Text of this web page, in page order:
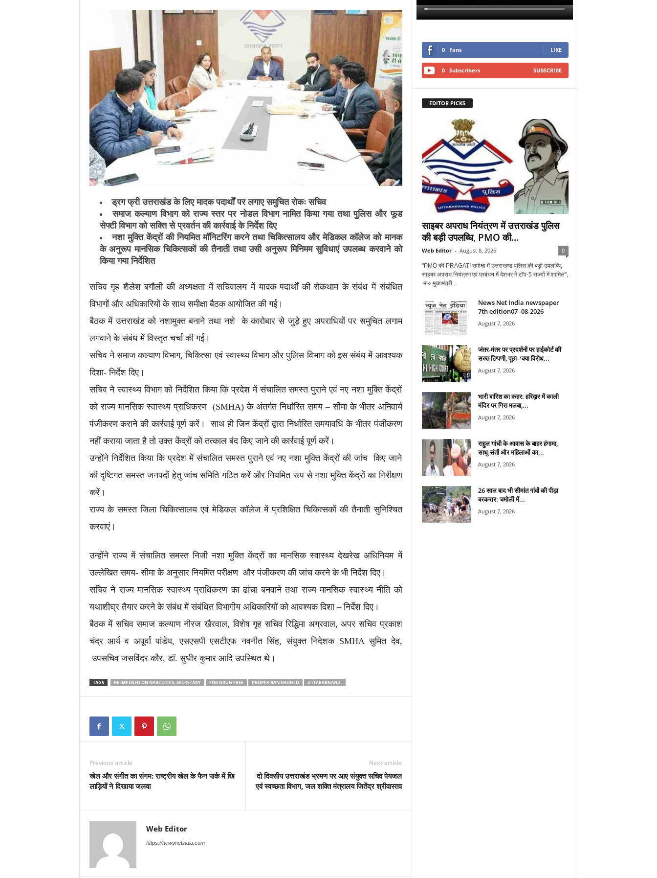
ड्रग फ्री उत्तराखंड के लिए मादक पदार्थों पर लगाए समुचित रोकः सचिव
समाज कल्याण विभाग को राज्य स्तर पर नोडल विभाग नामित किया गया तथा पुलिस और फूड
सेफ्टी विभाग को सक्ति से प्रवर्तन की कार्रवाई के निर्देश दिए
नशा मुक्ति केंद्रों की नियमित मॉनिटरिंग करने तथा चिकित्सालय और मेडिकल कॉलेज को मानक
के अनुरूप मानसिक चिकित्सकों की तैनाती तथा उसी अनुरूप मिनिमम सुविधाएं उपलब्ध करवाने को
किया गया निर्देशित
सचिव गृह शैलेश बगौली की अध्यक्षता में सचिवालय में मादक पदार्थों की रोकथाम के संबंध में संबंधित
विभागों और अधिकारियों के साथ समीक्षा बैठक आयोजित की गई।
बैठक में उत्तराखंड को नशामुक्त बनाने तथा नशे के कारोबार से जुड़े हुए अपराधियों पर समुचित लगाम
लगवाने के संबंध में विस्तृत चर्चा की गई।
सचिव ने समाज कल्याण विभाग, चिकित्सा एवं स्वास्थ्य विभाग और पुलिस विभाग को इस संबंध में आवश्यक
दिशा- निर्देश दिए।
सचिव ने स्वास्थ्य विभाग को निर्देशित किया कि प्रदेश में संचालित समस्त पुराने एवं नए नशा मुक्ति केंद्रों
को राज्य मानसिक स्वास्थ्य प्राधिकरण (SMHA) के अंतर्गत निर्धारित समय – सीमा के भीतर अनिवार्य
पंजीकरण कराने की कार्रवाई पूर्ण करें। साथ ही जिन केंद्रों द्वारा निर्धारित समयावधि के भीतर पंजीकरण
नहीं कराया जाता है तो उक्त केंद्रों को तत्काल बंद किए जाने की कार्रवाई पूर्ण करें।
उन्होंने निर्देशित किया कि प्रदेश में संचालित समस्त पुराने एवं नए नशा मुक्ति केंद्रों की जांच किए जाने
की दृष्टिगत समस्त जनपदों हेतु जांच समिति गठित करें और नियमित रूप से नशा मुक्ति केंद्रों का निरीक्षण
करें।
राज्य के समस्त जिला चिकित्सालय एवं मेडिकल कॉलेज में प्रशिक्षित चिकित्सकों की तैनाती सुनिश्चित
करवाएं।
उन्होंने राज्य में संचालित समस्त निजी नशा मुक्ति केंद्रों का मानसिक स्वास्थ्य देखरेख अधिनियम में
उल्लेखित समय- सीमा के अनुसार नियमित परीक्षण और पंजीकरण की जांच करने के भी निर्देश दिए।
सचिव ने राज्य मानसिक स्वास्थ्य प्राधिकरण का ढांचा बनवाने तथा राज्य मानसिक स्वास्थ्य नीति को
यथाशीघ्र तैयार करने के संबंध में संबंधित विभागीय अधिकारियों को आवश्यक दिशा – निर्देश दिए।
बैठक में सचिव समाज कल्याण नीरज खैरवाल, विशेष गृह सचिव रिद्धिमा अग्रवाल, अपर सचिव प्रकाश
चंद्र आर्य व अपूर्वा पांडेय, एसएसपी एसटीएफ नवनीत सिंह, संयुक्त निदेशक SMHA सुमित देव,
उपसचिव जसविंदर कौर, डॉ. सुधीर कुमार आदि उपस्थित थे।
TAGS BE IMPOSED ON NARCOTICS: SECRETARY FOR DRUG FREE PROPER BAN SHOULD UTTARAKHAND.
Previous article
खेल और संगीत का संगम: राष्ट्रीय खेल के फैन पार्क में खि
लाड़ियों ने दिखाया जलवा
Next article
दो दिवसीय उत्तराखंड भ्रमण पर आए संयुक्त सचिव पेयजल
एवं स्वच्छता विभाग, जल शक्ति मंत्रालय जितेंद्र श्रीवास्तव
Web Editor
https://newsnetindia.com
0 Fans LIKE
0 Subscribers SUBSCRIBE
EDITOR PICKS
साइबर अपराध नियंत्रण में उत्तराखंड पुलिस
की बड़ी उपलब्धि, PMO की...
Web Editor - August 8, 2026 0
"PMO की PRAGATI समीक्षा में उत्तराखण्ड पुलिस की बड़ी उपलब्धि,
साइबर अपराध नियंत्रण एवं प्रबंधन में देशभर में टॉप-5 राज्यों में शामिल",
मा० मुख्यमंत्री...
News Net India newspaper
7th edition07 -08-2026
August 7, 2026
जंतर-मंतर पर प्रदर्शनों पर हाईकोर्ट की
सख्त टिप्पणी, पूछा- ‘क्या विरोध...
August 7, 2026
भारी बारिश का कहर: हरिद्वार में काली
मंदिर पर गिरा मलबा,...
August 7, 2026
राहुल गांधी के आवास के बाहर हंगामा,
साधु-संतों और महिलाओं का...
August 7, 2026
26 साल बाद भी सीमांत गांवों की पीड़ा
बरकरार: चमोली में...
August 7, 2026